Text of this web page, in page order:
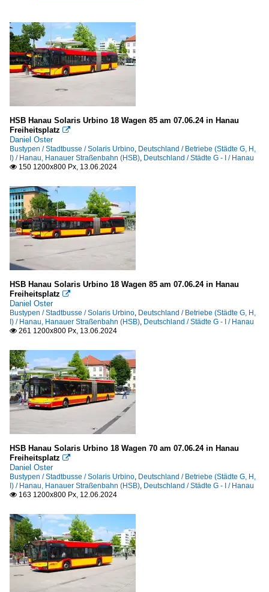
HSB Hanau Solaris Urbino 18 Wagen 85 am 07.06.24 in Hanau
Freiheitsplatz 
Daniel Oster
Bustypen / Stadtbusse / Solaris Urbino, Deutschland / Betriebe (Städte G, H,
I) / Hanau, Hanauer Straßenbahn (HSB), Deutschland / Städte G - I / Hanau
 150 1200x800 Px, 13.06.2024
HSB Hanau Solaris Urbino 18 Wagen 85 am 07.06.24 in Hanau
Freiheitsplatz 
Daniel Oster
Bustypen / Stadtbusse / Solaris Urbino, Deutschland / Betriebe (Städte G, H,
I) / Hanau, Hanauer Straßenbahn (HSB), Deutschland / Städte G - I / Hanau
 261 1200x800 Px, 13.06.2024
HSB Hanau Solaris Urbino 18 Wagen 70 am 07.06.24 in Hanau
Freiheitsplatz 
Daniel Oster
Bustypen / Stadtbusse / Solaris Urbino, Deutschland / Betriebe (Städte G, H,
I) / Hanau, Hanauer Straßenbahn (HSB), Deutschland / Städte G - I / Hanau
 163 1200x800 Px, 12.06.2024